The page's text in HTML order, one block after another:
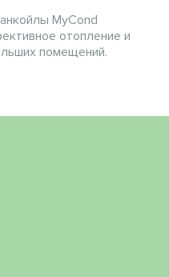
MyCond
отопление и
помещений.